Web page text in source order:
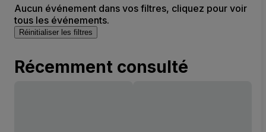
Aucun événement dans vos filtres, cliquez pour voir
tous les événements.
Réinitialiser les filtres
Récemment consulté